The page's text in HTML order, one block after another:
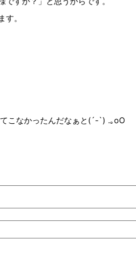
。
こなかったんだなぁと (´-`) .｡oO